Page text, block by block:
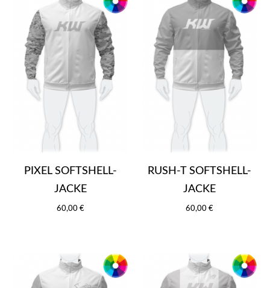
PIXEL SOFTSHELL-
JACKE
60,00 €
RUSH-T SOFTSHELL-
JACKE
60,00 €